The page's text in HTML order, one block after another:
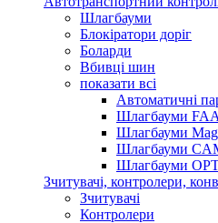
Шлагбауми
Блокіратори доріг
Боларди
Вбивці шин
показати всі
Автоматичні
Шлагбауми
Шлагбауми
Шлагбауми
Шлагбауми
Зчитувачі, контролери,
Зчитувачі
Контролери